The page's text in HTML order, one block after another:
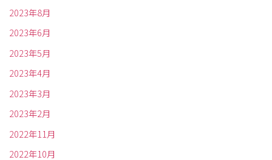
2023年8月
2023年6月
2023年5月
2023年4月
2023年3月
2023年2月
2022年11月
2022年10月